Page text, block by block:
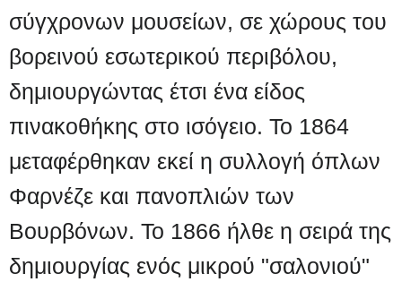
σύγχρονων μουσείων, σε χώρους του
βορεινού εσωτερικού περιβόλου,
δημιουργώντας έτσι ένα είδος
πινακοθήκης στο ισόγειο. Το 1864
μεταφέρθηκαν εκεί η συλλογή όπλων
Φαρνέζε και πανοπλιών των
Βουρβόνων. Το 1866 ήλθε η σειρά της
δημιουργίας ενός μικρού "σαλονιού"